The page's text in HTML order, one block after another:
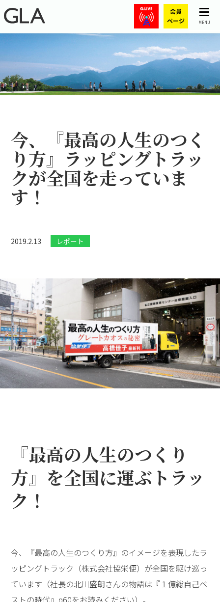
MENU
今、『最高の人生のつく
り方』ラッピングトラッ
クが全国を走っていま
す！
2019.2.13 レポート
『最高の人生のつくり
方』を全国に運ぶトラッ
ク！
今、『最高の人生のつくり方』のイメージを表現したラ
ッピングトラック（株式会社協栄便）が全国を駆け巡っ
ています（社長の北川盛朗さんの物語は『１億総自己ベ
ストの時代』p60をお読みください）。